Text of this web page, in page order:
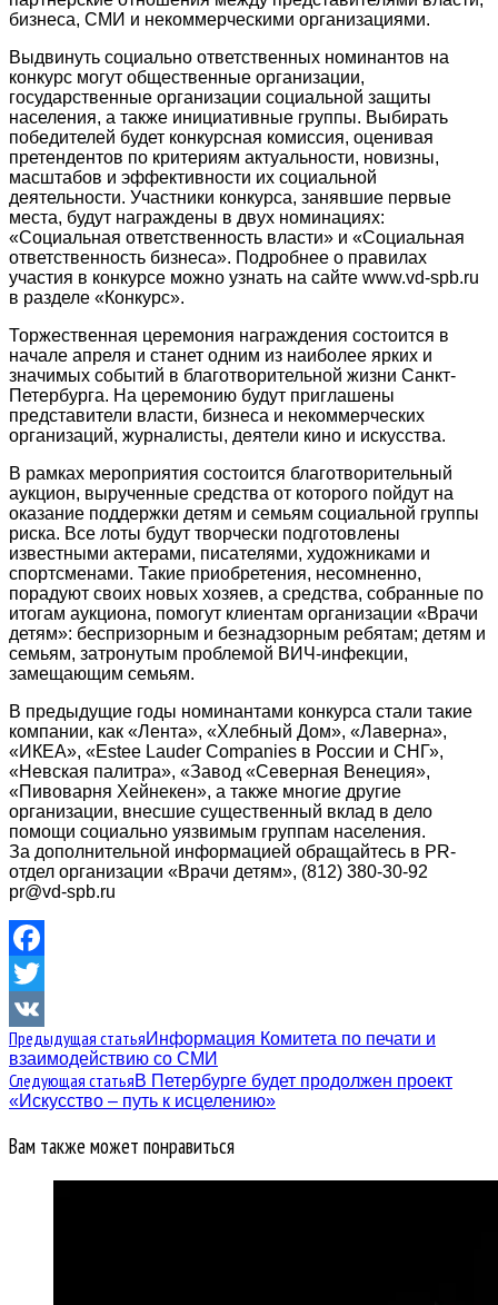
бизнеса, СМИ и некоммерческими организациями.
Выдвинуть социально ответственных номинантов на
конкурс могут общественные организации,
государственные организации социальной защиты
населения, а также инициативные группы. Выбирать
победителей будет конкурсная комиссия, оценивая
претендентов по критериям актуальности, новизны,
масштабов и эффективности их социальной
деятельности. Участники конкурса, занявшие первые
места, будут награждены в двух номинациях:
«Социальная ответственность власти» и «Социальная
ответственность бизнеса». Подробнее о правилах
участия в конкурсе можно узнать на сайте www.vd-spb.ru
в разделе «Конкурс».
Торжественная церемония награждения состоится в
начале апреля и станет одним из наиболее ярких и
значимых событий в благотворительной жизни Санкт-
Петербурга. На церемонию будут приглашены
представители власти, бизнеса и некоммерческих
организаций, журналисты, деятели кино и искусства.
В рамках мероприятия состоится благотворительный
аукцион, вырученные средства от которого пойдут на
оказание поддержки детям и семьям социальной группы
риска. Все лоты будут творчески подготовлены
известными актерами, писателями, художниками и
спортсменами. Такие приобретения, несомненно,
порадуют своих новых хозяев, а средства, собранные по
итогам аукциона, помогут клиентам организации «Врачи
детям»: беспризорным и безнадзорным ребятам; детям и
семьям, затронутым проблемой ВИЧ-инфекции,
замещающим семьям.
В предыдущие годы номинантами конкурса стали такие
компании, как «Лента», «Хлебный Дом», «Лаверна»,
«ИКЕА», «Estee Lauder Companies в России и СНГ»,
«Невская палитра», «Завод «Северная Венеция»,
«Пивоварня Хейнекен», а также многие другие
организации, внесшие существенный вклад в дело
помощи социально уязвимым группам населения.
За дополнительной информацией обращайтесь в PR-
отдел организации «Врачи детям», (812) 380-30-92
pr@vd-spb.ru
Facebook
Twitter
VK
Предыдущая статьяИнформация Комитета по печати и
взаимодействию со СМИ
Следующая статьяВ Петербурге будет продолжен проект
«Искусство – путь к исцелению»
Вам также может понравиться